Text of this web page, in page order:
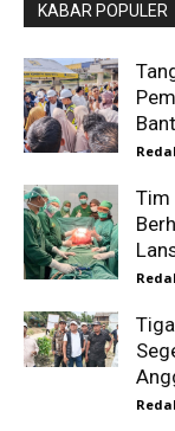
KABAR POPULER
Tim